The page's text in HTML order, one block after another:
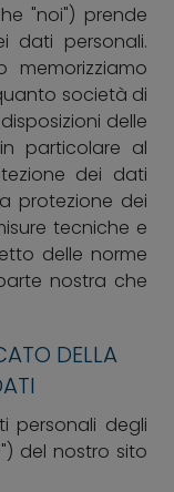
"noi") prende
dati personali.
società di
delle
particolare al
dei dati
protezione dei
tecniche e
delle norme
nostra che
DELLA
personali degli
del nostro sito